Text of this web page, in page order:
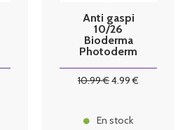
Anti gaspi
10/26
Bioderma
Photoderm
Mineral
SPF50+ 50 g
10.99€4.99 €
En stock